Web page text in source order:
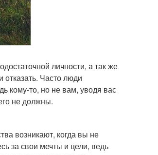
личности, а так же
Часто люди
кому-то, но не вам, уводя вас
не должны.
возникают, когда вы не
за свои мечты и цели, ведь